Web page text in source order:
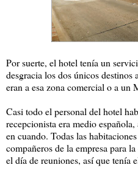
Por suerte, el hotel tenía un
desgracia los dos únicos
eran a esa zona comercial o a un
Casi todo el personal del hotel
recepcionista era medio
en cuando. Todas las
compañeros de la empresa para
el día de reuniones, así que tenía